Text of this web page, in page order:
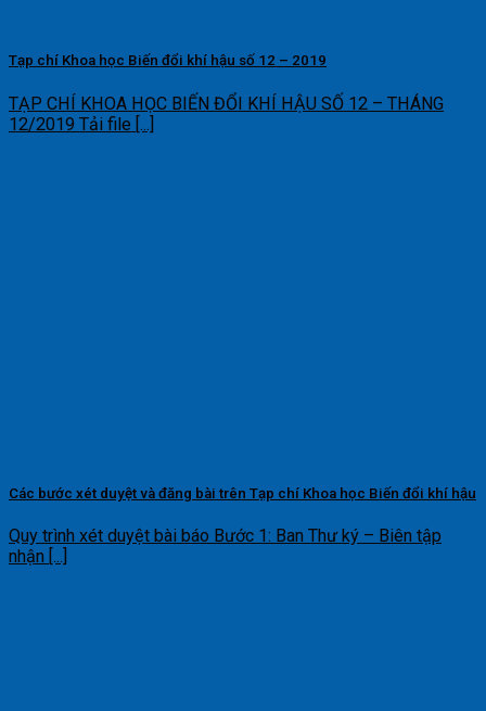
Tạp chí Khoa học Biến đổi khí hậu số 12 – 2019
TẠP CHÍ KHOA HỌC BIẾN ĐỔI KHÍ HẬU SỐ 12 – THÁNG
12/2019 Tải file [...]
Các bước xét duyệt và đăng bài trên Tạp chí Khoa học Biến đổi khí hậu
Quy trình xét duyệt bài báo Bước 1: Ban Thư ký – Biên tập
nhận [...]